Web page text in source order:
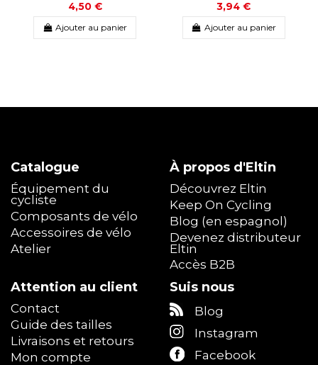
4,50 €
Ajouter au panier
3,94 €
Ajouter au panier
Catalogue
Équipement du
cycliste
Composants de vélo
Accessoires de vélo
Atelier
À propos d'Eltin
Découvrez Eltin
Keep On Cycling
Blog (en espagnol)
Devenez distributeur
Eltin
Accès B2B
Attention au client
Contact
Guide des tailles
Livraisons et retours
Mon compte
Suis nous
Blog
Instagram
Facebook